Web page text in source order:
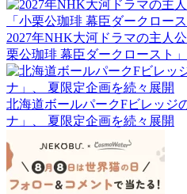
2027年NHK大河ドラマの主
栗公珈琲 幕臣ダークロースト
北海道ボールパークFビレッジ
ナ」、 夏限定企画を続々展開